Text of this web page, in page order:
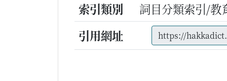
索引類別
詞目分類索引/教
引用網址